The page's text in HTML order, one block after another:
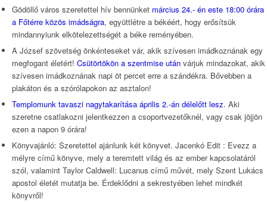
Gödöllő város szeretettel hív bennünket március 24.- én este 18:00 órára
a Főtérre közös imádságra, együttlétre a békéért, hogy erősítsük
mindannyiunk elkötelezettségét a béke reményében.
A József szövetség önkénteseket vár, akik szívesen imádkoznának egy
megfogant életért! Csütörtökön a szentmise után várjuk mindazokat, akik
szívesen imádkoznának napi öt percet erre a szándékra. Bővebben a
plakáton és a szórólapokon az asztalon!
Templomunk tavaszi nagytakarítása április 2.-án délelőtt lesz. Aki
szeretne csatlakozni jelentkezzen a csoportvezetőknél, vagy csak jöjjön
ezen a napon 9 órára!
Könyvajánló: Szeretettel ajánlunk két könyvet. Jacenkó Edit : Evezz a
mélyre című könyve, mely a teremtett világ és az ember kapcsolatáról
szól, valamint Taylor Caldwell: Lucanus című művét, mely Szent Lukács
apostol életét mutatja be. Érdeklődni a sekrestyében lehet mindkét
könyvről!